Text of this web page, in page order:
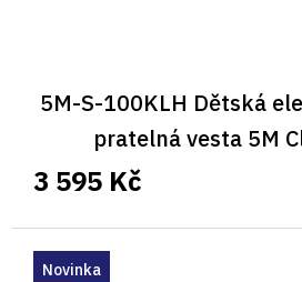
5M-S-100KLH Dětská
pratelná vesta 5M
3 595 Kč
Novinka